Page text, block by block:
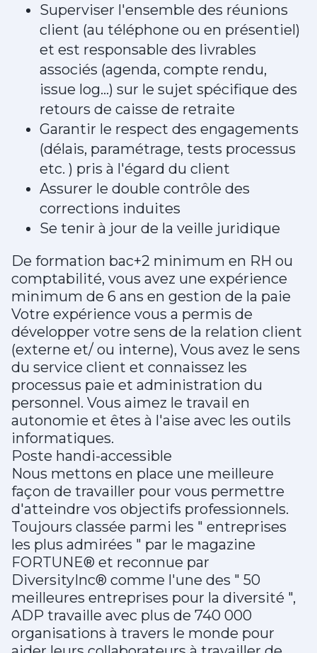
Superviser l'ensemble des réunions
client (au téléphone ou en présentiel)
et est responsable des livrables
associés (agenda, compte rendu,
issue log...) sur le sujet spécifique des
retours de caisse de retraite
Garantir le respect des engagements
(délais, paramétrage, tests processus
etc. ) pris à l'égard du client
Assurer le double contrôle des
corrections induites
Se tenir à jour de la veille juridique
De formation bac+2 minimum en RH ou
comptabilité, vous avez une expérience
minimum de 6 ans en gestion de la paie
Votre expérience vous a permis de
développer votre sens de la relation client
(externe et/ ou interne), Vous avez le sens
du service client et connaissez les
processus paie et administration du
personnel. Vous aimez le travail en
autonomie et êtes à l'aise avec les outils
informatiques.
Poste handi-accessible
Nous mettons en place une meilleure
façon de travailler pour vous permettre
d'atteindre vos objectifs professionnels.
Toujours classée parmi les " entreprises
les plus admirées " par le magazine
FORTUNE® et reconnue par
DiversityInc® comme l'une des " 50
meilleures entreprises pour la diversité ",
ADP travaille avec plus de 740 000
organisations à travers le monde pour